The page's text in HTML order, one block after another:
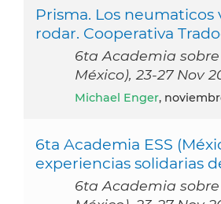
Prisma. Los neumaticos
rodar. Cooperativa
6ta Academia sobre
México), 23-27 Nov
Michael Enger,
6ta Academia ESS
experiencias solidarias
6ta Academia sobre